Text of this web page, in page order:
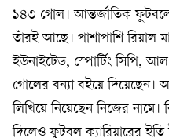
১৪৩ গোল। আন্তর্জাতিক
তাঁরই আছে। পাশাপাশি রিয়াল
ইউনাইটেড, স্পোর্টিং সিপি, আল
গোলের বন্যা বইয়ে দিয়েছেন।
লিখিয়ে নিয়েছেন নিজের নামে।
দিলেও ফুটবল ক্যারিয়ারের